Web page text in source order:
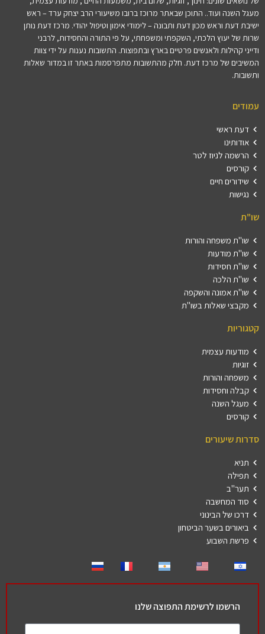
מעגל השנה ועוד.. התוכן שבאתר מרוכז ברובו משיעורי הרב יצחק ערד – ראש
ישיבת דעת וראש מכון דעת ותבונה – לימודי אימון וטיפול יהודי. מרכז דעת נותן
שרות של יעוץ הלכתי, השקפתי ומשפחתי, על פי התורה והחסידות, לרבני
ודייני קהילות ולאנשים פרטיים בארץ ובתפוצות. התשובות נענות על ידי צוות
המשיבים של מרכז דעת. חלק מהתשובות מתפרסמות באתר זו במדור שאלות
ותשובות.
עמודים
דעת ראשי
אודותינו
הרשמה לניוז לטר
קורסים
שידורים חיים
נגישות
שו"ת
שו"ת משפחה והורות
שו"ת מודעות
שו"ת חסידות
שו"ת הלכה
שו"ת אמונה והשקפה
מקבצי שאלות בשו"ת
קטגוריות
מודעות עצמית
זוגיות
משפחה והורות
קבלה וחסידות
מעגל השנה
קורסים
סדרות שיעורים
תניא
תפילה
תער"ב
סוד המחשבה
דרכו של הבינוני
ביאורים בשער הביטחון
פרשת השבוע
הרשמו לרשימת התפוצה שלנו